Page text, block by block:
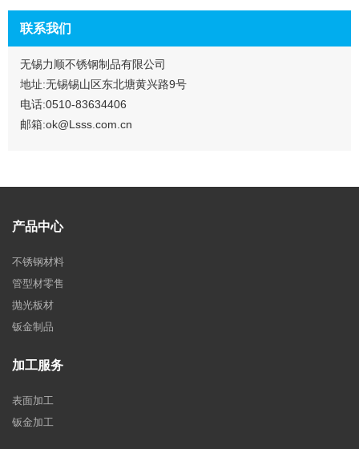
联系我们
无锡力顺不锈钢制品有限公司
地址:无锡锡山区东北塘黄兴路9号
电话:0510-83634406
邮箱:ok@Lsss.com.cn
产品中心
不锈钢材料
管型材零售
抛光板材
钣金制品
加工服务
表面加工
钣金加工